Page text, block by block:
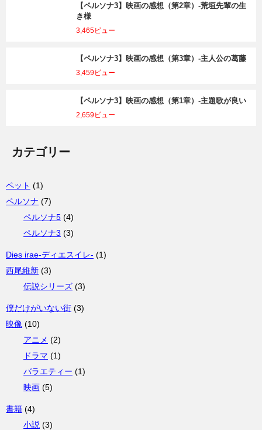
【ペルソナ3】映画の感想（第2章）-荒垣先輩の生
き様
3,465ビュー
【ペルソナ3】映画の感想（第3章）-主人公の葛藤
3,459ビュー
【ペルソナ3】映画の感想（第1章）-主題歌が良い
2,659ビュー
カテゴリー
ペット (1)
ペルソナ (7)
ペルソナ5 (4)
ペルソナ3 (3)
Dies irae-ディエスイレ- (1)
西尾維新 (3)
伝説シリーズ (3)
僕だけがいない街 (3)
映像 (10)
アニメ (2)
ドラマ (1)
バラエティー (1)
映画 (5)
書籍 (4)
小説 (3)